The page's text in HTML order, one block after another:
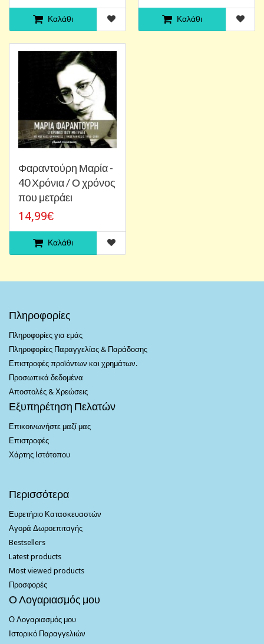
Καλάθι Καλάθι
Φαραντούρη Μαρία -
40 Χρόνια / Ο χρόνος
που μετράει
14,99€
Καλάθι
Πληροφορίες
Πληροφορίες για εμάς
Πληροφορίες Παραγγελίας & Παράδοσης
Επιστροφές προϊόντων και χρημάτων.
Προσωπικά δεδομένα
Αποστολές & Χρεώσεις
Εξυπηρέτηση Πελατών
Επικοινωνήστε μαζί μας
Επιστροφές
Χάρτης Ιστότοπου
Περισσότερα
Ευρετήριο Κατασκευαστών
Αγορά Δωροεπιταγής
Bestsellers
Latest products
Most viewed products
Προσφορές
Ο Λογαριασμός μου
Ο Λογαριασμός μου
Ιστορικό Παραγγελιών